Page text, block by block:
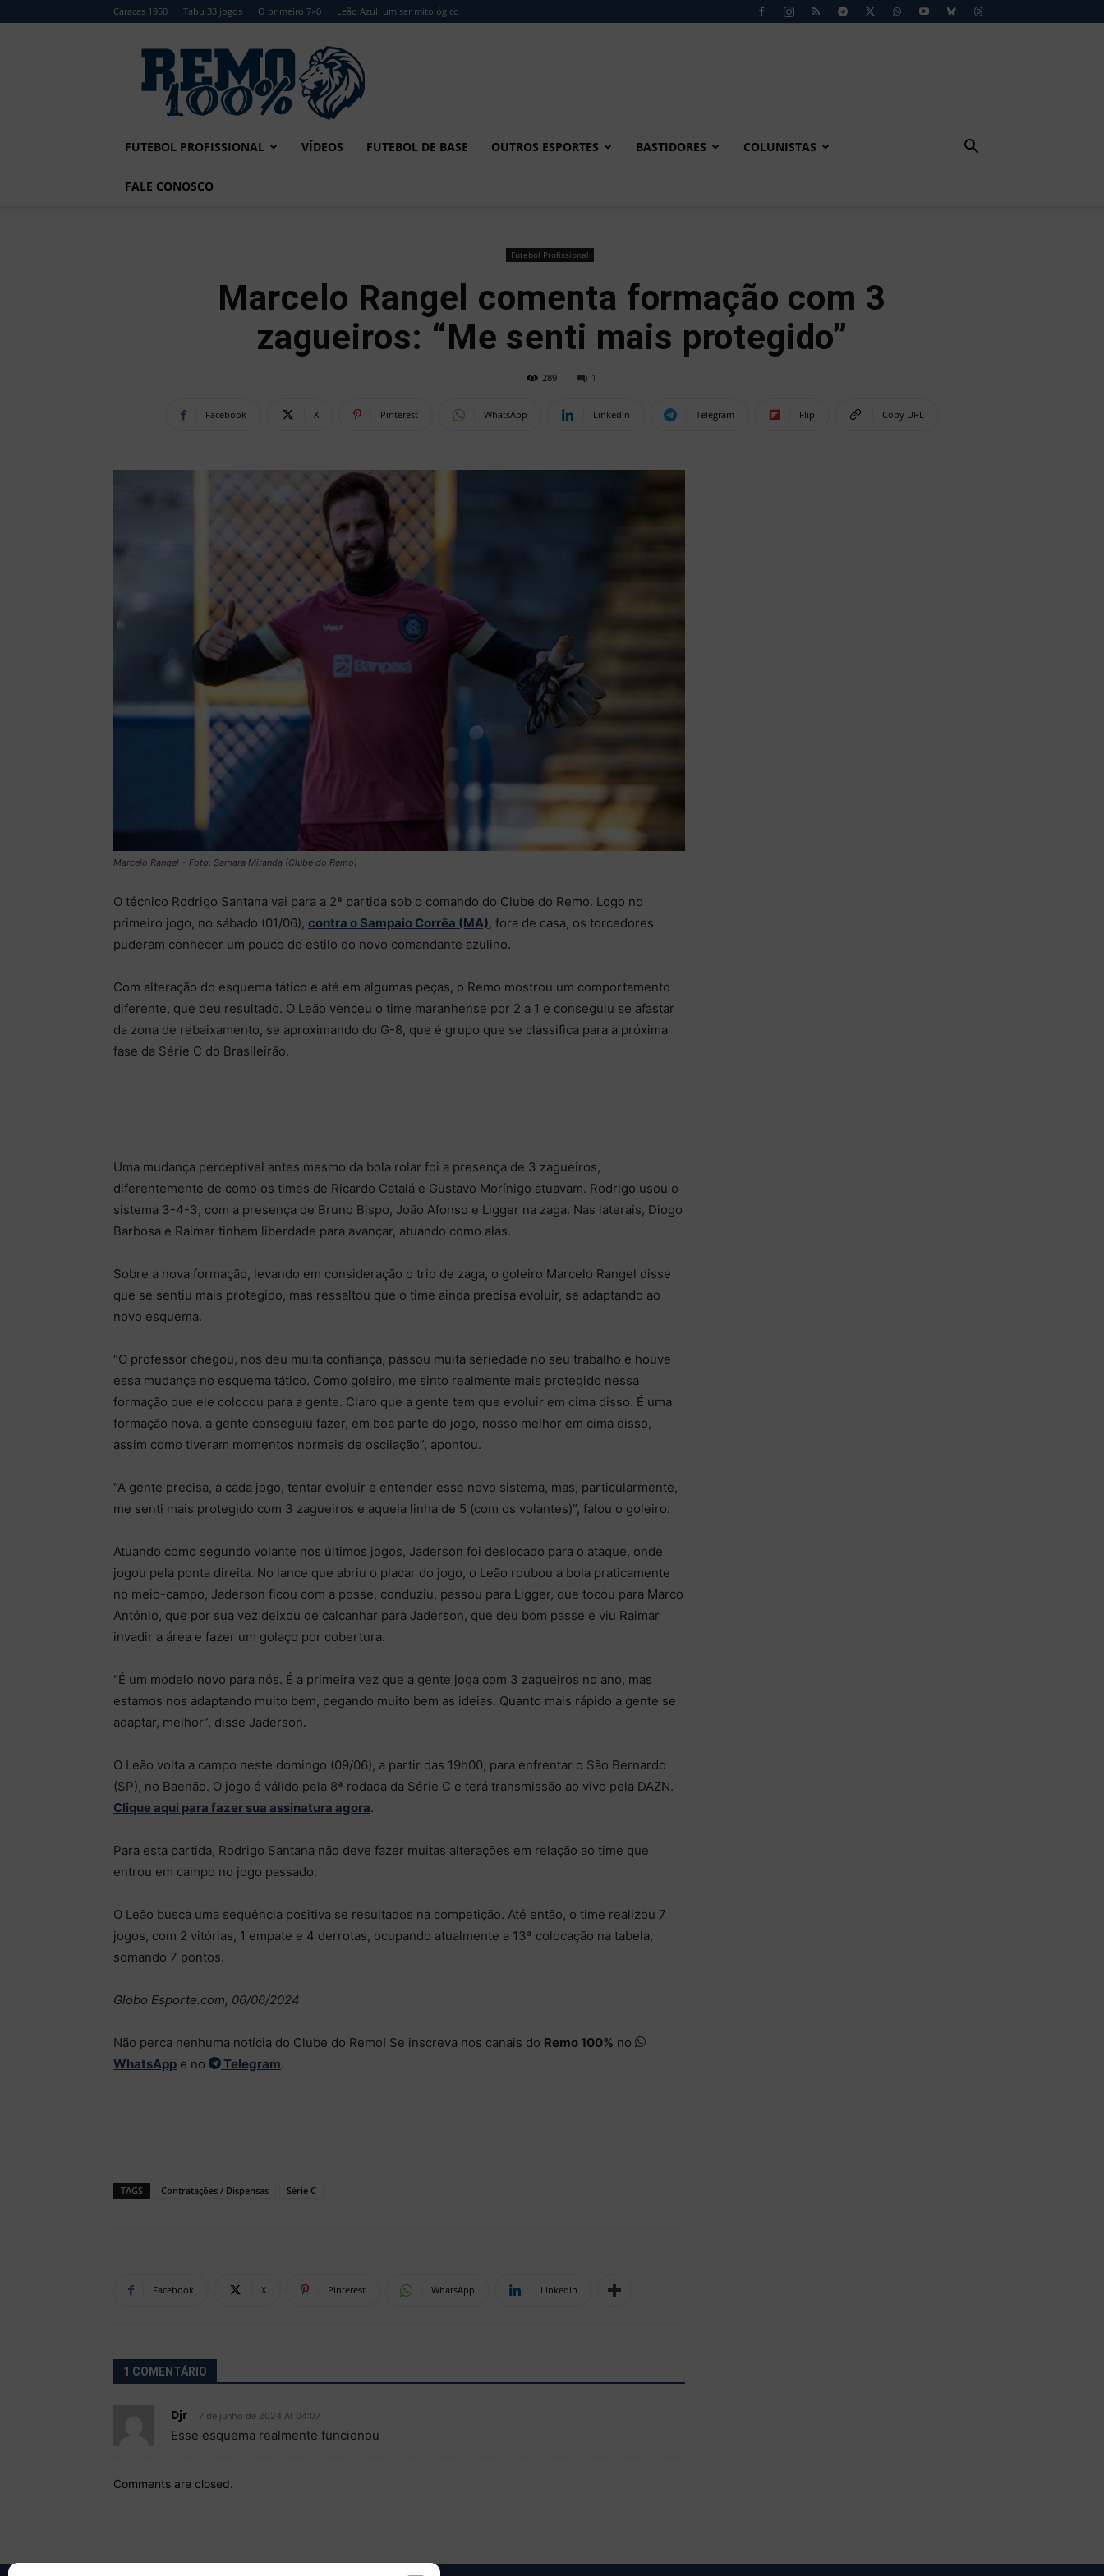
Caracas 1950 Tabu 33 jogos O primeiro 7×0 Leão Azul: um ser mitológico
Remo
FUTEBOL PROFISSIONAL VÍDEOS FUTEBOL DE BASE OUTROS ESPORTES BASTIDORES COLUNISTAS
FALE CONOSCO
Futebol Profissional
Marcelo Rangel comenta formação com 3
zagueiros: “Me senti mais protegido”
289 1
Facebook X Pinterest WhatsApp Linkedin Telegram Flip Copy URL
Marcelo Rangel – Foto: Samara Miranda (Clube do Remo)
O técnico Rodrigo Santana vai para a 2ª partida sob o comando do Clube do Remo. Logo no
primeiro jogo, no sábado (01/06), contra o Sampaio Corrêa (MA), fora de casa, os torcedores
puderam conhecer um pouco do estilo do novo comandante azulino.
Com alteração do esquema tático e até em algumas peças, o Remo mostrou um comportamento
diferente, que deu resultado. O Leão venceu o time maranhense por 2 a 1 e conseguiu se afastar
da zona de rebaixamento, se aproximando do G-8, que é grupo que se classifica para a próxima
fase da Série C do Brasileirão.
Uma mudança perceptível antes mesmo da bola rolar foi a presença de 3 zagueiros,
diferentemente de como os times de Ricardo Catalá e Gustavo Morínigo atuavam. Rodrigo usou o
sistema 3-4-3, com a presença de Bruno Bispo, João Afonso e Ligger na zaga. Nas laterais, Diogo
Barbosa e Raimar tinham liberdade para avançar, atuando como alas.
Sobre a nova formação, levando em consideração o trio de zaga, o goleiro Marcelo Rangel disse
que se sentiu mais protegido, mas ressaltou que o time ainda precisa evoluir, se adaptando ao
novo esquema.
“O professor chegou, nos deu muita confiança, passou muita seriedade no seu trabalho e houve
essa mudança no esquema tático. Como goleiro, me sinto realmente mais protegido nessa
formação que ele colocou para a gente. Claro que a gente tem que evoluir em cima disso. É uma
formação nova, a gente conseguiu fazer, em boa parte do jogo, nosso melhor em cima disso,
assim como tiveram momentos normais de oscilação”, apontou.
“A gente precisa, a cada jogo, tentar evoluir e entender esse novo sistema, mas, particularmente,
me senti mais protegido com 3 zagueiros e aquela linha de 5 (com os volantes)”, falou o goleiro.
Atuando como segundo volante nos últimos jogos, Jaderson foi deslocado para o ataque, onde
jogou pela ponta direita. No lance que abriu o placar do jogo, o Leão roubou a bola praticamente
no meio-campo, Jaderson ficou com a posse, conduziu, passou para Ligger, que tocou para Marco
Antônio, que por sua vez deixou de calcanhar para Jaderson, que deu bom passe e viu Raimar
invadir a área e fazer um golaço por cobertura.
“É um modelo novo para nós. É a primeira vez que a gente joga com 3 zagueiros no ano, mas
estamos nos adaptando muito bem, pegando muito bem as ideias. Quanto mais rápido a gente se
adaptar, melhor”, disse Jaderson.
O Leão volta a campo neste domingo (09/06), a partir das 19h00, para enfrentar o São Bernardo
(SP), no Baenão. O jogo é válido pela 8ª rodada da Série C e terá transmissão ao vivo pela DAZN.
Clique aqui para fazer sua assinatura agora.
Para esta partida, Rodrigo Santana não deve fazer muitas alterações em relação ao time que
entrou em campo no jogo passado.
O Leão busca uma sequência positiva se resultados na competição. Até então, o time realizou 7
jogos, com 2 vitórias, 1 empate e 4 derrotas, ocupando atualmente a 13ª colocação na tabela,
somando 7 pontos.
Globo Esporte.com, 06/06/2024
Não perca nenhuma notícia do Clube do Remo! Se inscreva nos canais do Remo 100% no
WhatsApp e no Telegram.
TAGS Contratações / Dispensas Série C
Facebook X Pinterest WhatsApp Linkedin
1 COMENTÁRIO
Djr 7 de junho de 2024 At 04:07
Esse esquema realmente funcionou
Comments are closed.